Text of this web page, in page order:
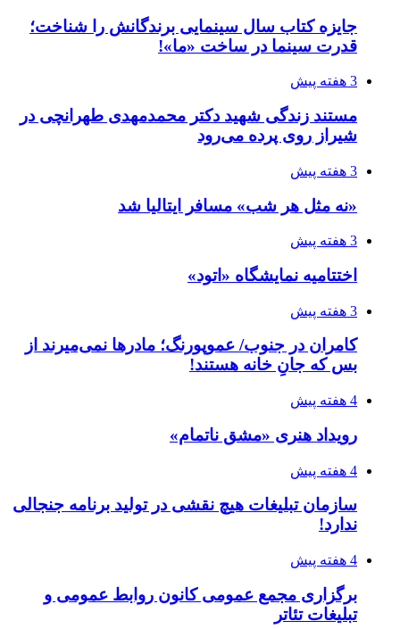
جایزه کتاب سال سینمایی برندگانش را شناخت؛
قدرت سینما در ساخت «ما»!
3 هفته پیش
مستند زندگی شهید دکتر محمدمهدی طهرانچی در
شیراز روی پرده می‌رود
3 هفته پیش
«نه مثل هر شب» مسافر ایتالیا شد
3 هفته پیش
اختتامیه نمایشگاه «اتود»
3 هفته پیش
کامران در جنوب/ عموپورنگ؛ مادرها نمی‌میرند از
بس که جانِ خانه هستند!
4 هفته پیش
رویداد هنری «مشق ناتمام»
4 هفته پیش
سازمان تبلیغات هیچ نقشی در تولید برنامه جنجالی
ندارد!
4 هفته پیش
برگزاری مجمع عمومی کانون روابط عمومی و
تبلیغات تئاتر